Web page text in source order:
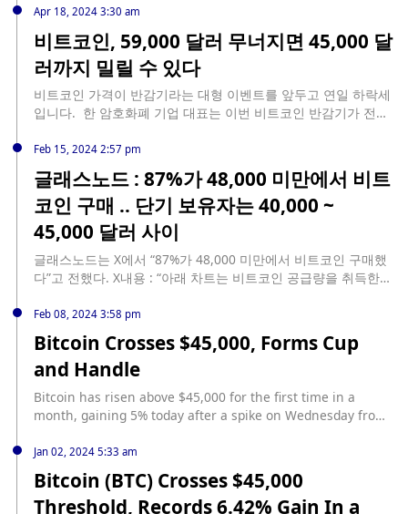
a 4.45% increase in 24 hours.
Apr 18, 2024 3:30 am
비트코인, 59,000 달러 무너지면 45,000 달
러까지 밀릴 수 있다
비트코인 가격이 반감기라는 대형 이벤트를 앞두고 연일 하락세
입니다. 한 암호화폐 기업 대표는 이번 비트코인 반감기가 전형
한편, 예전 같은 극적인 가격 상승은 없을 거라고 말했습니다. 왜
중요한가: 비트코인 가격이 반감기를 앞두고 하락 조정하고 있습
니다. 18일 비트코인 가격은 전날 대비 소폭 하락해 6만 달러를
간신히 버티고 있습니다. 비트코인 가격이 하락하자, 전체 암호
화폐 가격도 동반 하락하고 있습니다. 일부 전문가는 반감기 이
후 비트코인 가격이 예전만큼 크게 상승하지 않을 거라고 비관하
고 있습니다. 반감기 오면 하락한다: 결제 솔루션 기업 코인파이
의 대표 리케 스타어는 17일(미국 뉴욕시각)... source:
Feb 15, 2024 2:57 pm
글래스노드 : 87%가 48,000 미만에서 비트
코인 구매 .. 단기 보유자는 40,000 ~
45,000 달러 사이
글래스노드는 X에서 “87%가 48,000 미만에서 비트코인 구매했
다”고 전했다. X내용 : “아래 차트는 비트코인 공급량을 취득한
러 미만으로 취득되었으며, 단기 보유자 공급량이 40,000달러
45,000달러 사이에 매우 많이 분포되어 있음을 알 수 있다. 그러
나 장기 보유자가 손실을 입은 공급량의 13% 중 많은 부분을 차
지하고 있으며, 이는 2021년의 고점과 ATH(역대 최고점)의 ‘최고
Feb 08, 2024 3:58 pm
Bitcoin Crosses $45,000, Forms Cup
and Handle
Bitcoin has risen above $45,000 for the first time in a
month, gaining 5% today after a spike on Wednesday from
https://www.trustnodes.com/2024/02/08/bitcoin-crosses-
45000-forms-cup-and-handle
Jan 02, 2024 5:33 am
Bitcoin (BTC) Crosses $45,000
Threshold, Records 6.42% Gain In a